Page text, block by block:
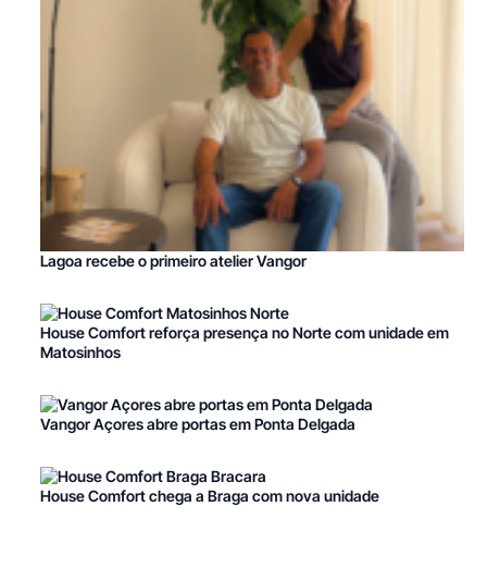
Lagoa recebe o primeiro atelier Vangor
House Comfort reforça presença no Norte com unidade em
Matosinhos
Vangor Açores abre portas em Ponta Delgada
House Comfort chega a Braga com nova unidade